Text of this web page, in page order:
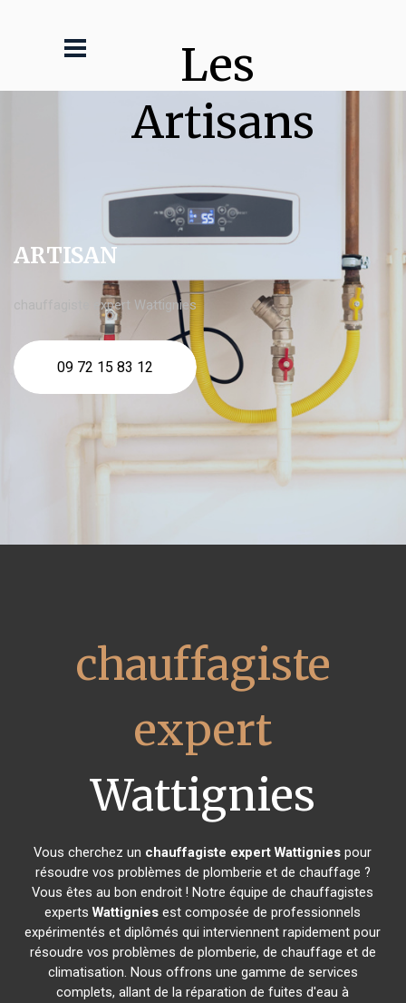
Les
Artisans
ARTISAN
chauffagiste expert Wattignies
09 72 15 83 12
chauffagiste
expert
Wattignies
Vous cherchez un chauffagiste expert Wattignies pour
résoudre vos problèmes de plomberie et de chauffage ?
Vous êtes au bon endroit ! Notre équipe de chauffagistes
expertsWattignies est composée de professionnels
expérimentés et diplômés qui interviennent rapidement pour
résoudre vos problèmes de plomberie, de chauffage et de
climatisation. Nous offrons une gamme de services
complets, allant de la réparation de fuites d'eau à